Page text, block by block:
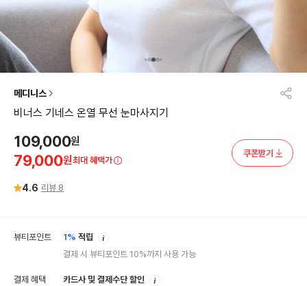
메디니스
비너스 기네스 온열 무선 눈마사지기
109,000원
79,000원최대 혜택가
쿠폰받기
4.6 리뷰 8
뷰티포인트 1% 적립
결제 시 뷰티포인트 10%까지 사용 가능
결제 혜택 카드사 및 결제수단 할인